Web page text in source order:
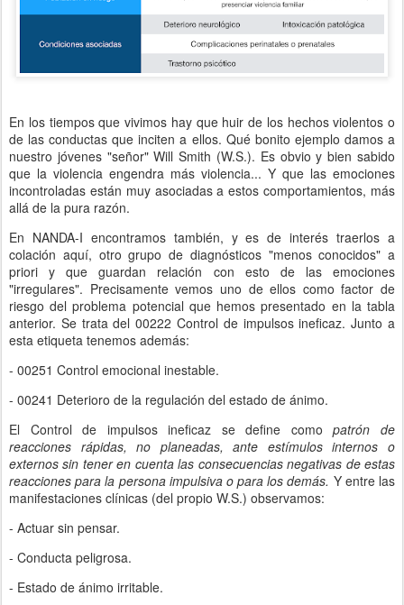
En los tiempos que vivimos hay que huir de los hechos violentos o
de las conductas que inciten a ellos. Qué bonito ejemplo damos a
nuestro jóvenes "señor" Will Smith (W.S.). Es obvio y bien sabido
que la violencia engendra más violencia... Y que las emociones
incontroladas están muy asociadas a estos comportamientos, más
allá de la pura razón.
En NANDA-I encontramos también, y es de interés traerlos a
colación aquí, otro grupo de diagnósticos "menos conocidos" a
priori y que guardan relación con esto de las emociones
"irregulares". Precisamente vemos uno de ellos como factor de
riesgo del problema potencial que hemos presentado en la tabla
anterior. Se trata del 00222 Control de impulsos ineficaz. Junto a
esta etiqueta tenemos además:
- 00251 Control emocional inestable.
- 00241 Deterioro de la regulación del estado de ánimo.
El Control de impulsos ineficaz se define comopatrón de
reacciones rápidas, no planeadas, ante estímulos internos o
externos sin tener en cuenta las consecuencias negativas de estas
reacciones para la persona impulsiva o para los demás. Y entre las
manifestaciones clínicas (del propio W.S.) observamos:
- Actuar sin pensar.
- Conducta peligrosa.
- Estado de ánimo irritable.